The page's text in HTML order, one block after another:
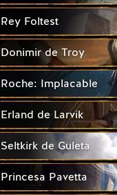
Rey Foltest
Donimir de Troy
Roche: Implacable
Erland de Larvik
Seltkirk de Guleta
Princesa Pavetta